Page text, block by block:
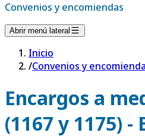
Convenios y encomiendas
Abrir menú lateral
Inicio
/Convenios y
Encargos a
(1167 y 1175) -